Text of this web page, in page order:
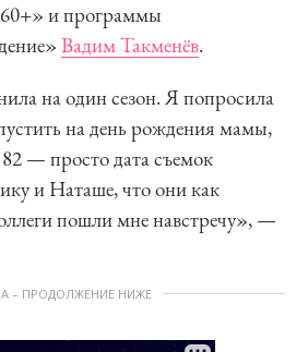
и программы
Вадим Такменёв.
на один сезон. Я попросила
на день рождения мамы,
— просто дата съемок
и Наташе, что они как
пошли мне навстречу», —
– ПРОДОЛЖЕНИЕ НИЖЕ